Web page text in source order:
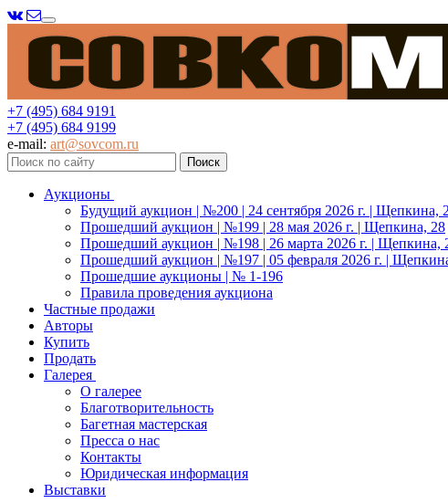
Меню
+7 (495) 684 9191
+7 (495) 684 9199
e-mail: art@sovcom.ru
Аукционы
Будущий аукцион | №200 | 24 сентября 2026 г. | Щепкина,
Прошедший аукцион | №199 | 28 мая 2026 г. | Щепкина, 28
Прошедший аукцион | №198 | 26 марта 2026 г. | Щепкина,
Прошедший аукцион | №197 | 05 февраля 2026 г. |
Прошедшие аукционы | № 1-196
Правила проведения аукциона
Частные продажи
Авторы
Купить
Продать
Галерея
О галерее
Благотворительность
Багетная мастерская
Пресса о нас
Контакты
Юридическая информация
Выставки